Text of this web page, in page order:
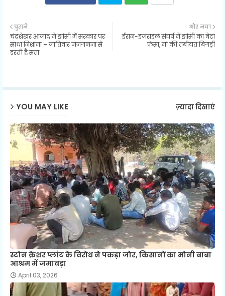
ats
और नया
ईरान-इजराइल संघर्ष में झांसी का बेटा
फंसा, मां की तबीयत बिगड़ी
पुराने
चंद्रशेखर आजाद ने झांसी में सरकार पर
साधा निशाना – जातिवार जनगणना से
डरती है सत्ता
YOU MAY LIKE ज़्यादा दिखाएं
स्टोन क्रेशर प्लांट के विरोध ने पकड़ा जोर, किसानों का मोनी बाबा
आश्रम में जमावड़ा
April 03, 2026